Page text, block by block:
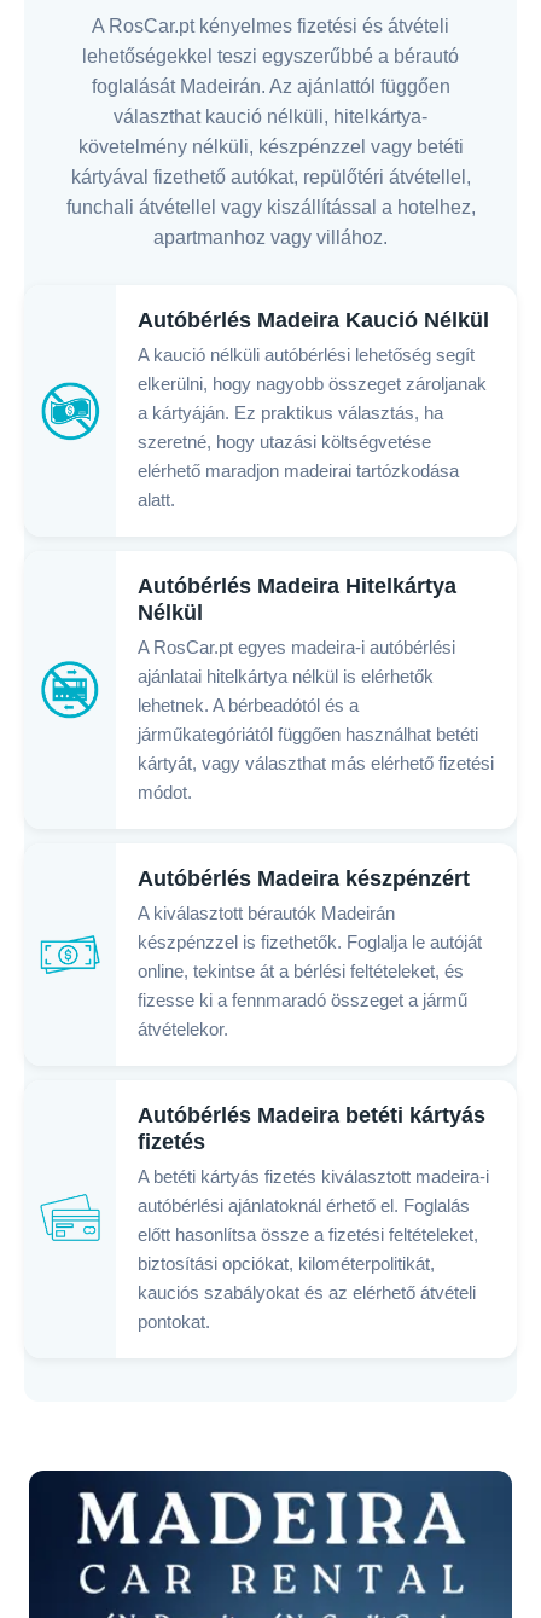
A RosCar.pt kényelmes fizetési és átvételi
lehetőségekkel teszi egyszerűbbé a bérautó
foglalását Madeirán. Az ajánlattól függően
választhat kaució nélküli, hitelkártya-
követelmény nélküli, készpénzzel vagy betéti
kártyával fizethető autókat, repülőtéri átvétellel,
funchali átvétellel vagy kiszállítással a hotelhez,
apartmanhoz vagy villához.
Autóbérlés Madeira Kaució Nélkül
A kaució nélküli autóbérlési lehetőség segít
elkerülni, hogy nagyobb összeget zároljanak
a kártyáján. Ez praktikus választás, ha
szeretné, hogy utazási költségvetése
elérhető maradjon madeirai tartózkodása
alatt.
Autóbérlés Madeira Hitelkártya
Nélkül
A RosCar.pt egyes madeira-i autóbérlési
ajánlatai hitelkártya nélkül is elérhetők
lehetnek. A bérbeadótól és a
járműkategóriától függően használhat betéti
kártyát, vagy választhat más elérhető fizetési
módot.
Autóbérlés Madeira készpénzért
A kiválasztott bérautók Madeirán
készpénzzel is fizethetők. Foglalja le autóját
online, tekintse át a bérlési feltételeket, és
fizesse ki a fennmaradó összeget a jármű
átvételekor.
Autóbérlés Madeira betéti kártyás
fizetés
A betéti kártyás fizetés kiválasztott madeira-i
autóbérlési ajánlatoknál érhető el. Foglalás
előtt hasonlítsa össze a fizetési feltételeket,
biztosítási opciókat, kilométerpolitikát,
kauciós szabályokat és az elérhető átvételi
pontokat.